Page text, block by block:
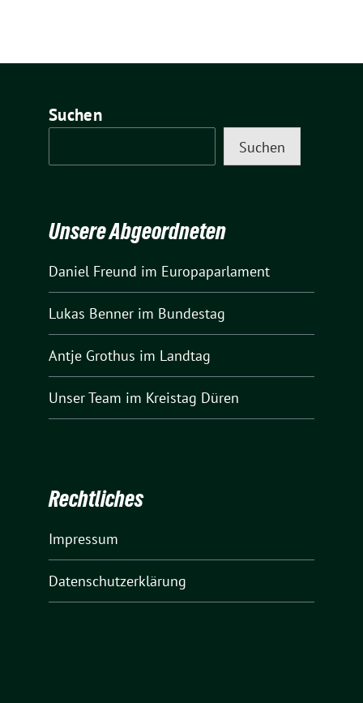
Suchen
Suchen
Unsere Abgeordneten
Daniel Freund im Europaparlament
Lukas Benner im Bundestag
Antje Grothus im Landtag
Unser Team im Kreistag Düren
Rechtliches
Impressum
Datenschutzerklärung